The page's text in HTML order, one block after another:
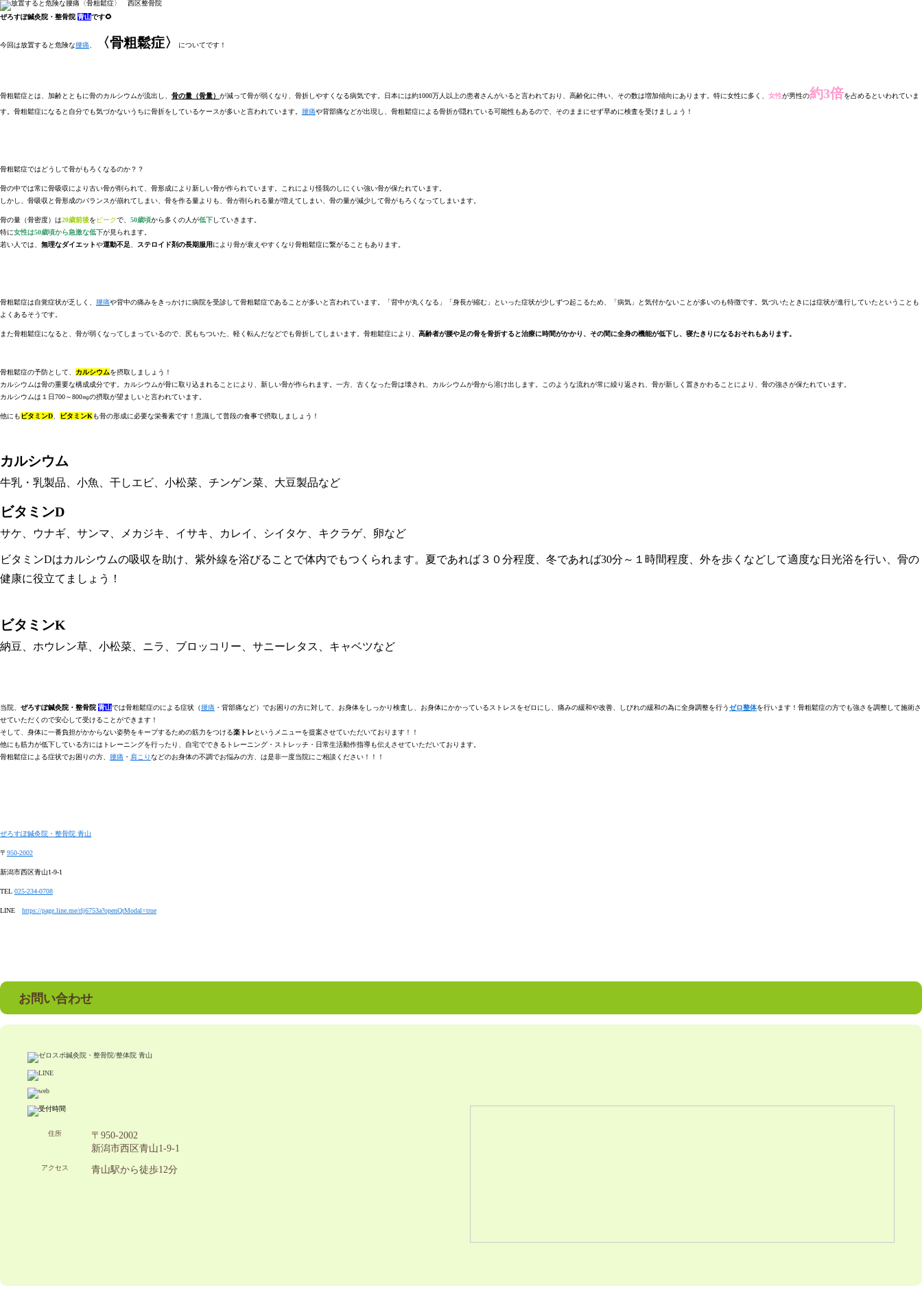
ぜろすぽ鍼灸院・整骨院 青山です🌻
今回は放置すると危険な腰痛 〈骨粗鬆症〉 についてです！
骨粗鬆症とは、加齢とともに骨のカルシウムが流出し、 骨の量（骨量） が減って骨が弱くなり、骨折しやすくなる病気です。日本には約1000万人以上の患者さんがいると言われており、高齢化に伴い、その数は増加傾向にあります。特に女性に多く、 女性が男性の約3倍を占めるといわれていま
す。骨粗鬆症になると自分でも気づかないうちに骨折をしているケースが多いと言われています。 腰痛や背部痛などが出現し、骨粗鬆症による骨折が隠れている可能性もあるので、そのままにせず早めに検査を受けましょう！
骨粗鬆症ではどうして骨がもろくなるのか？？
骨の中では常に骨吸収により古い骨が削られて、骨形成により新しい骨が作られています。これにより怪我のしにくい強い骨が保たれています。
しかし、骨吸収と骨形成のバランスが崩れてしまい、骨を作る量よりも、骨が削られる量が増えてしまい、骨の量が減少して骨がもろくなってしまいます。
骨の量（骨密度）は20歳前後をピークで、 50歳頃から多くの人が低下していきます。
特に女性は50歳頃から急激な低下が見られます。
若い人では、 無理なダイエットや運動不足 ステロイド剤の長期服用により骨が衰えやすくなり骨粗鬆症に繋がることもあります。
骨粗鬆症は自覚症状が乏しく、 腰痛や背中の痛みをきっかけに病院を受診して骨粗鬆症であることが多いと言われています。「背中が丸くなる」「身長が縮む」といった症状が少しずつ起こるため、「病気」と気付かないことが多いのも特徴です。気づいたときには症状が進行していたということも
よくあるそうです。
また骨粗鬆症になると、骨が弱くなってしまっているので、尻もちついた、軽く転んだなどでも骨折してしまいます。骨粗鬆症により、 高齢者が腰や足の骨を骨折すると治療に時間がかかり、その間に全身の機能が低下し、寝たきりになるおそれもあります。
骨粗鬆症の予防として、 カルシウムを摂取しましょう！
カルシウムは骨の重要な構成成分です。カルシウムが骨に取り込まれることにより、新しい骨が作られます。一方、古くなった骨は壊され、カルシウムが骨から溶け出します。このような流れが常に繰り返され、骨が新しく置きかわることにより、骨の強さが保たれています。
カルシウムは１日700～800㎎の摂取が望ましいと言われています。
他にも ビタミンD ビタミンK も骨の形成に必要な栄養素です！意識して普段の食事で摂取しましょう！
カルシウム
牛乳・乳製品、小魚、干しエビ、小松菜、チンゲン菜、大豆製品など
ビタミンD
サケ、ウナギ、サンマ、メカジキ、イサキ、カレイ、シイタケ、キクラゲ、卵など
ビタミンDはカルシウムの吸収を助け、紫外線を浴びることで体内でもつくられます。夏であれば３０分程度、冬であれば30分～１時間程度、外を歩くなどして適度な日光浴を行い、骨の
健康に役立てましょう！
ビタミンK
納豆、ホウレン草、小松菜、ニラ、ブロッコリー、サニーレタス、キャベツなど
当院、 ぜろすぽ鍼灸院・整骨院 青山では骨粗鬆症のによる症状（腰痛 ・背部痛など）でお困りの方に対して、お身体をしっかり検査し、お身体にかかっているストレスをゼロにし、痛みの緩和や改善、しびれの緩和の為に全身調整を行うゼロ整体を行います！骨粗鬆症の方でも強さを調整して施術さ
せていただくので安心して受けることができます！
そして、身体に一番負担がかからない姿勢をキープするための筋力をつける楽トレというメニューを提案させていただいております！！
他にも筋力が低下している方にはトレーニングを行ったり、自宅でできるトレーニング・ストレッチ・日常生活動作指導も伝えさせていただいております。
骨粗鬆症による症状でお困りの方、 腰痛 ・ 肩こりなどのお身体の不調でお悩みの方、は是非一度当院にご相談ください！！！
ぜろすぽ鍼灸院・整骨院 青山
〒 950-2002
新潟市西区青山1-9-1
TEL 025-234-0708
LINE https://page.line.me/rlj6753a?openQrModal=true
お問い合わせ
住所
〒950-2002
新潟市西区青山1-9-1
アクセス 青山駅から徒歩12分